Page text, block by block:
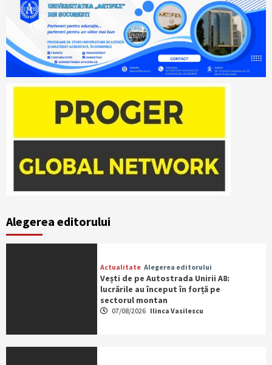
Alegerea editorului
Actualitate Alegerea editorului
Vești de pe Autostrada Unirii A8:
lucrările au început în forță pe
sectorul montan
07/08/2026 Ilinca Vasilescu